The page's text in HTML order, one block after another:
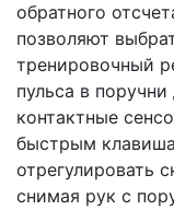
обратного
позволяют
тренировочный
пульса в
контактные
быстрым
отрегулировать
снимая рук с